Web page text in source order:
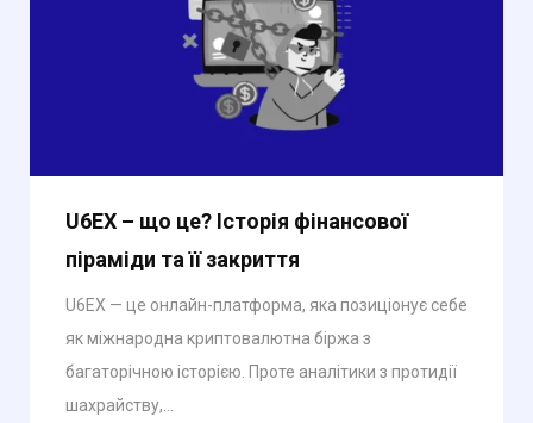
U6EX – що це? Історія фінансової
піраміди та її закриття
U6EX — це онлайн-платформа, яка позиціонує себе
як міжнародна криптовалютна біржа з
багаторічною історією. Проте аналітики з протидії
шахрайству,...